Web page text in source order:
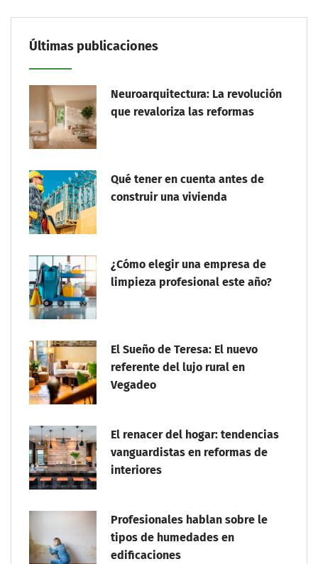
Últimas publicaciones
Neuroarquitectura: La revolución
que revaloriza las reformas
Qué tener en cuenta antes de
construir una vivienda
¿Cómo elegir una empresa de
limpieza profesional este año?
El Sueño de Teresa: El nuevo
referente del lujo rural en
Vegadeo
El renacer del hogar: tendencias
vanguardistas en reformas de
interiores
Profesionales hablan sobre le
tipos de humedades en
edificaciones